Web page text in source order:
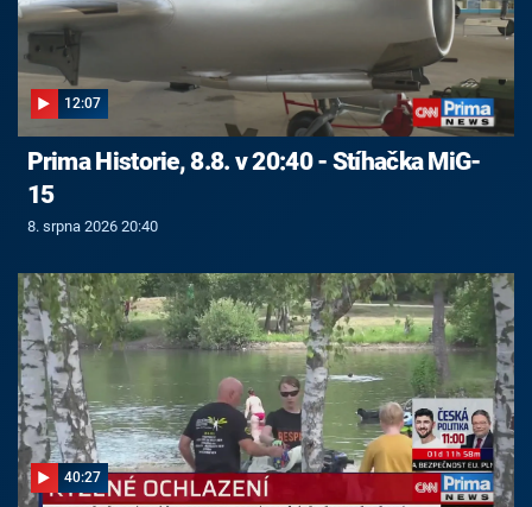
12:07
Prima Historie, 8.8. v 20:40 - Stíhačka MiG-
15
8. srpna 2026 20:40
40:27